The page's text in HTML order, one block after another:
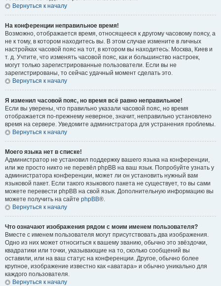
Вернуться к началу
На конференции неправильное время!
Возможно, отображается время, относящееся к другому часовому поясу, а
не к тому, в котором находитесь вы. В этом случае измените в личных
настройках часовой пояс на тот, в котором вы находитесь: Москва, Киев и
т. д. Учтите, что изменять часовой пояс, как и большинство настроек,
могут только зарегистрированные пользователи. Если вы не
зарегистрированы, то сейчас удачный момент сделать это.
Вернуться к началу
Я изменил часовой пояс, но время всё равно неправильное!
Если вы уверены, что правильно указали часовой пояс, но время
отображается по-прежнему неверное, значит, неправильно установлено
время на сервере. Уведомите администратора для устранения проблемы.
Вернуться к началу
Моего языка нет в списке!
Администратор не установил поддержку вашего языка на конференции,
или же просто никто не перевёл phpBB на ваш язык. Попробуйте узнать у
администратора конференции, может ли он установить нужный вам
языковой пакет. Если такого языкового пакета не существует, то вы сами
можете перевести phpBB на свой язык. Дополнительную информацию вы
можете получить на сайте phpBB®.
Вернуться к началу
Что означают изображения рядом с моим именем пользователя?
Вместе с именем пользователя могут присутствовать два изображения.
Одно из них может относиться к вашему званию, обычно это звёздочки,
квадратики или точки, указывающие на то, сколько сообщений вы
оставили, или на ваш статус на конференции. Другое, обычно более
крупное, изображение известно как «аватара» и обычно уникально для
каждого пользователя.
Вернуться к началу